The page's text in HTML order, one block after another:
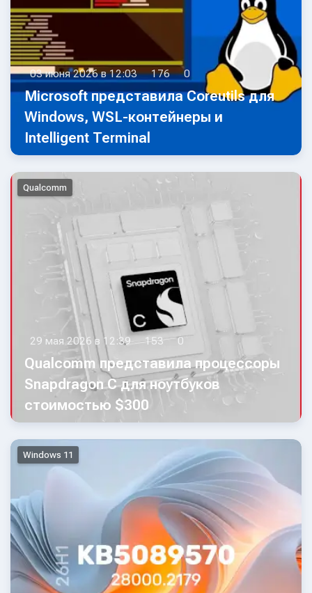
03 июня 2026 в 12:03 176 0
Microsoft представила Coreutils для
Windows, WSL-контейнеры и
Intelligent Terminal
Qualcomm
29 мая 2026 в 12:39 153 0
Qualcomm представила процессоры
Snapdragon C для ноутбуков
стоимостью $300
Windows 11